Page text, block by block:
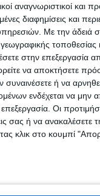
αναγνωριστικοί και
διαφημίσεις και
Με την άδειά
τοποθεσίας
στην επεξεργασία
να αποκτήσετε
ή να
ενδέχεται να μην
Οι
σας ή να ανακαλέσετε
κλικ στο κουμπί
ΑΡΘΡΟ
στα
Open!
4